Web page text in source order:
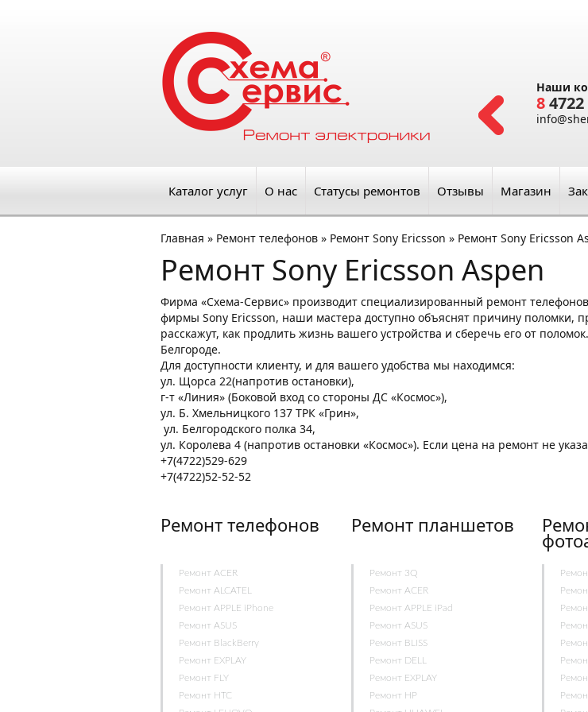
Наши
84722
Каталог услуг О нас Статусы ремонтов Отзывы Магазин
Главная » Ремонт телефонов » Ремонт Sony Ericsson » Ремонт Sony Ericsson
Ремонт Sony Ericsson Aspen
Фирма «Схема-Сервис» производит специализированный ремонт
фирмы Sony Ericsson, наши мастера доступно объяснят причину поломки,
расскажут, как продлить жизнь вашего устройства и сберечь его от
Белгороде.
Для доступности клиенту, и для вашего удобства мы находимся:
ул. Щорса 22(напротив остановки),
г-т «Линия» (Боковой вход со стороны ДС «Космос»),
ул. Б. Хмельницкого 137 ТРК «Грин»,
ул. Белгородского полка 34,
ул. Королева 4 (напротив остановки «Космос»). Если цена на ремонт не
+7(4722)529-629
+7(4722)52-52-52
Ремонт телефонов
Ремонт ACER
Ремонт ALCATEL
Ремонт APPLE iPhone
Ремонт ASUS
Ремонт BlackBerry
Ремонт EXPLAY
Ремонт FLY
Ремонт HTC
Ремонт планшетов
Ремонт 3Q
Ремонт ACER
Ремонт APPLE iPad
Ремонт ASUS
Ремонт BLISS
Ремонт DELL
Ремонт EXPLAY
Ремонт HP